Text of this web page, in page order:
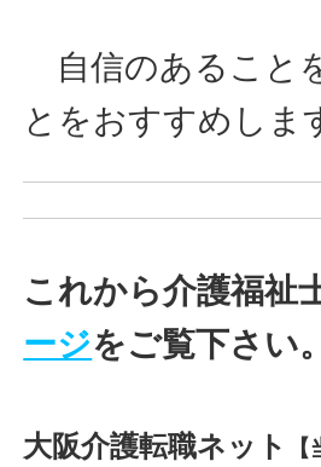
自信のあること
とをおすすめしま
これから介護福祉
ージをご覧下さい
大阪介護転職ネット